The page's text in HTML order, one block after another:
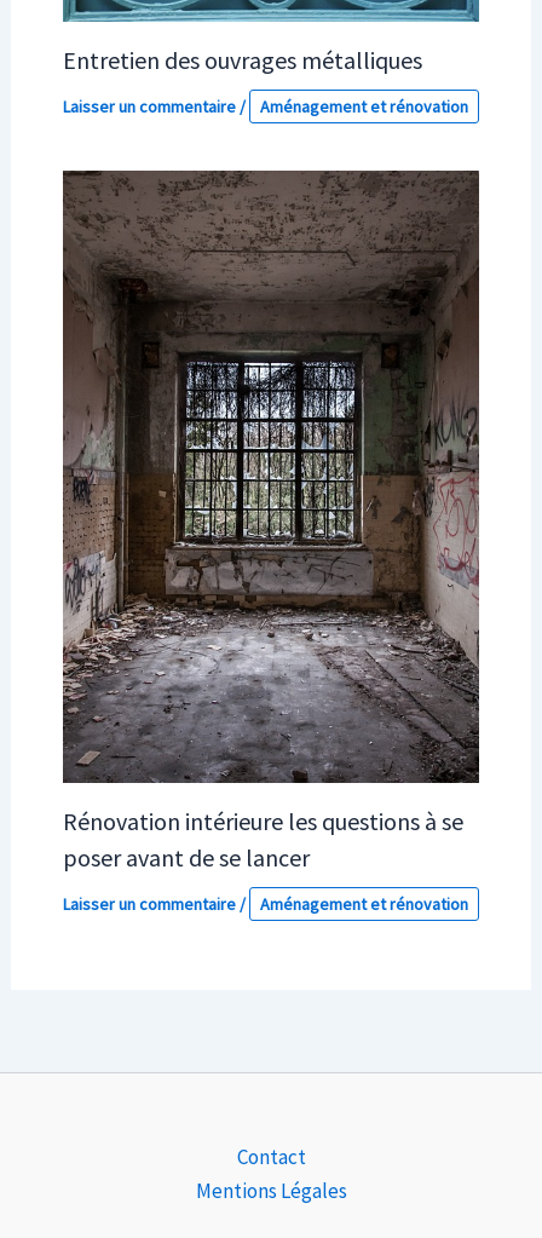
Entretien des ouvrages métalliques
Laisser un commentaire/ Aménagement et rénovation
Rénovation intérieure les questions à se
poser avant de se lancer
Laisser un commentaire/ Aménagement et rénovation
Contact
Mentions Légales